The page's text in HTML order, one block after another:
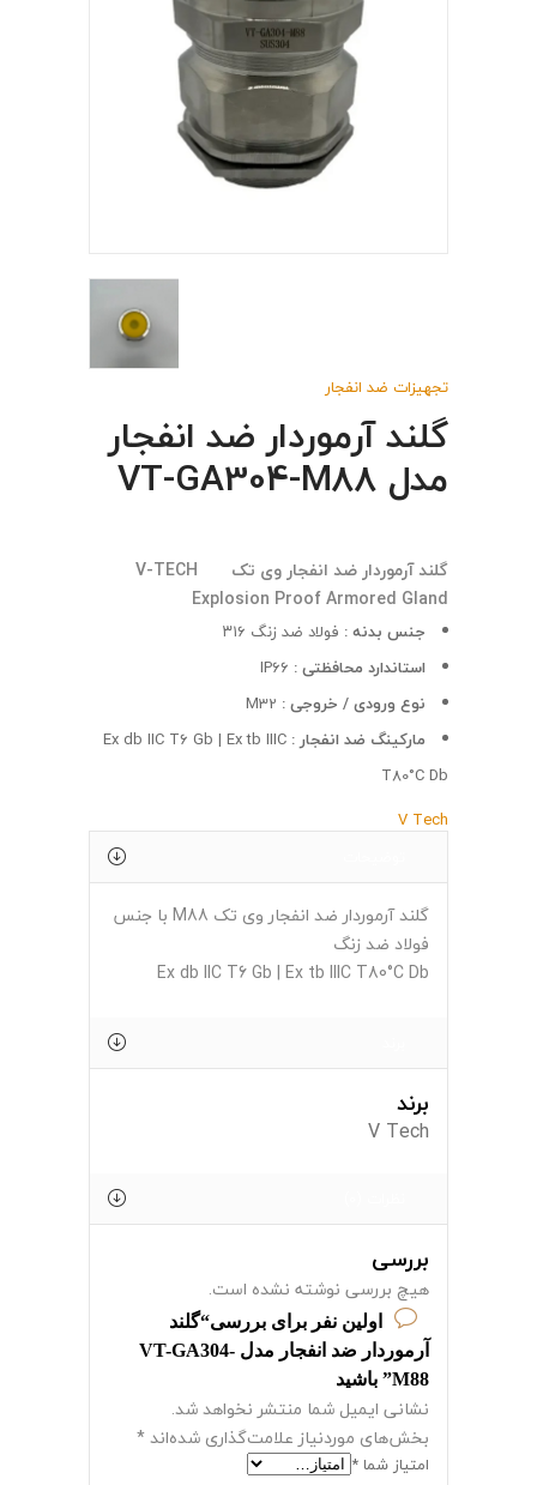
تجهیزات ضد انفجار
گلند آرموردار ضد انفجار
مدل VT-GA304-M88
گلند آرموردار ضد انفجار وی تک V-TECH
Explosion Proof Armored Gland
جنس بدنه : فولاد ضد زنگ ۳۱۶
استاندارد محافظتی :
نوع ورودی / خروجی :
مارکینگ ضد انفجار : Ex db IIC T6 Gb | Ex tb IIIC
T80°C Db
V Tech
گلند آرموردار ضد انفجار وی تک M88 با جنس
فولاد ضد زنگ
Ex db IIC T6 Gb | Ex tb IIIC T80°C Db
برند
V Tech
بررسی
هیچ بررسی نوشته نشده است.
اولین نفر برای بررسی“گلند
آرموردار ضد انفجار مدل VT-GA304-
M88” باشید
نشانی ایمیل شما منتشر نخواهد شد.
بخش‌های موردنیاز علامت‌گذاری شده‌اند*
امتیاز شما *